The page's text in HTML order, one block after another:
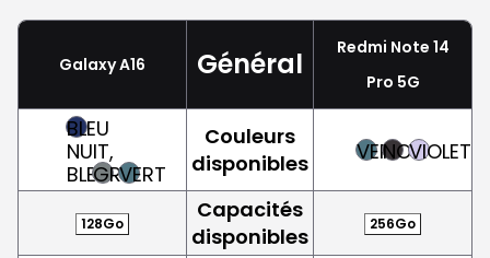
Galaxy A16 Général
Redmi Note 14
Pro 5G
BLEU
NUIT,
BLEUGRISVERT
Couleurs
disponibles
VERTNOIRVIOLET
128Go
Capacités
disponibles
256Go